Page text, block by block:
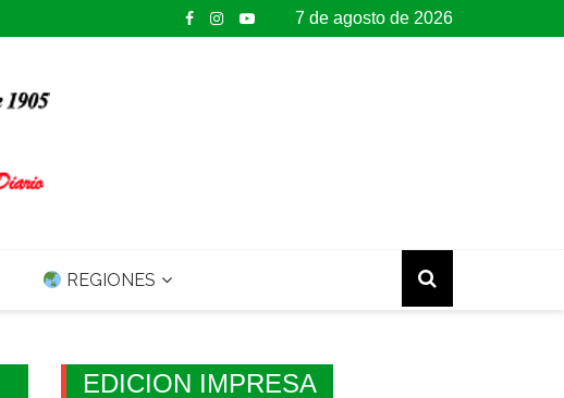
7 de agosto de 2026
REGIONES
EDICION IMPRESA